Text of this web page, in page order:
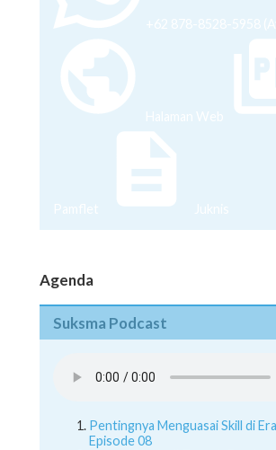
+62 878-8528-5958
Halaman Web
Pamflet Juknis
Agenda
Suksma Podcast
Pentingnya Menguasai Skill di Era